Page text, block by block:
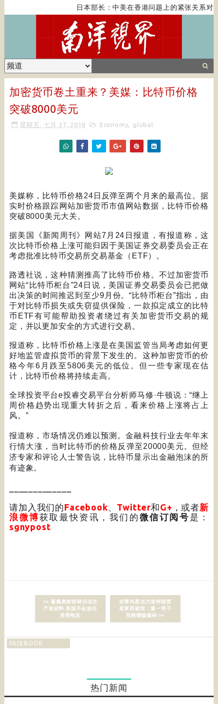
日本部长：中美在香港问题上的紧张关系对
加密货币卷土重来？美媒：比特币价格
突破8000美元
星期五, 七月 27, 2018 Economy, global
美媒称，比特币价格24 日反弹至两个月来的最高位。据
实时价格跟踪网站加密货币市值网站数据，比特币价格
突破8000美元大关。
据美国《新闻周刊》网站7 月 24 日报道，有报道称，这
次比特币价格上涨可能归因于美国证券交易委员会正在
考虑批准比特币交易所交易基金（ ETF）。
路透社说，这种猜测推高了比特币价格。不过加密货币
网站“ 比特币柜台 ”24 日说，美国证券交易委员会已把做
出决策的时间推迟到至少9 月份。“比特币柜台”指出，由
于对比特币损失或失窃提供保险，一款拟定成立的比特
币 ETF有可能帮助投资者绕过有关加密货币交易的规
定，并以更加安全的方式进行交易。
报道称，比特币价格上涨是在美国监管当局考虑如何更
好地监管虚拟货币的背景下发生的。这种加密货币的价
格今年6 月跌至5806美元的低位。但一些专家现在估
计，比特币价格将持续走高。
全球投资平台e投睿交易平台分析师马修 ·牛顿说：“继上
周价格趋势出现重大转折之后，看来价格上涨将占上
风。 ”
报道称，市场情况仍难以预测。金融科技行业去年年末
行情大涨，当时比特币的价格反弹至20000美元。但经
济专家和评论人士警告说，比特币显示出金融泡沫的所
有迹象。
请加入我们的Facebook、 Twitter和G+ ，或者新
浪微博获取最快资讯，我们的 微信订阅号 是：
sgnypost
<< 蓬佩奥称朝鲜仍在生
产核材料 美国不会放任
形势拖延
好莱坞星光大道特朗普
星章再被毁：遭一男子
用鹤嘴锄撬碎 >>
FACEBOOK
热门新闻